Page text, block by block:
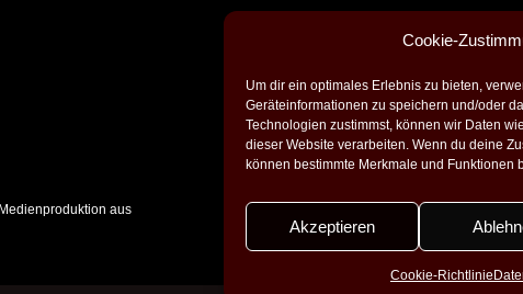
Cookie-
Um dir ein optimales Erlebnis zu bieten,
Geräteinformationen zu speichern und/oder
Technologien zustimmst, können wir Daten
dieser Website verarbeiten. Wenn du deine
können bestimmte Merkmale und Funktionen
Akzeptieren
Cookie-Richtlinie
aus